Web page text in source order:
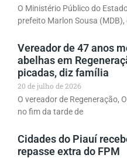
O Ministério Público do
prefeito Marlon Sousa (MDB),
Vereador de 47 anos
abelhas em
picadas, diz família
20 de julho de 2026
O vereador de Regeneração,
no fim da tarde de
Cidades do Piauí
repasse extra do FPM